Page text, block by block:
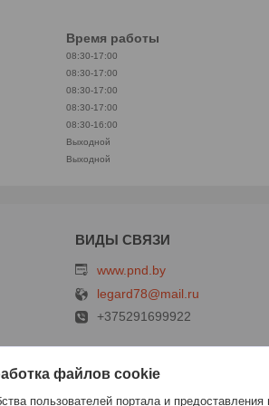
Время работы
08:30-17:00
08:30-17:00
08:30-17:00
08:30-17:00
08:30-16:00
Выходной
Выходной
www.pnd.by
legard78@mail.ru
+375291699922
файлов cookie
пользователей портала и предоставления